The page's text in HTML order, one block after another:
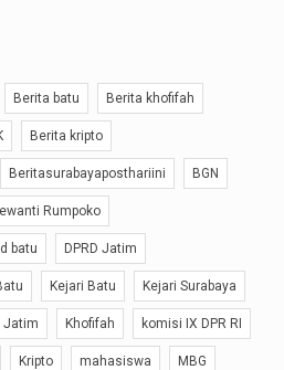
Berita batu Berita khofifah
Berita kripto
Beritasurabayaposthariini BGN
Rumpoko
batu DPRD Jatim
Kejari Batu Kejari Surabaya
Jatim Khofifah komisi IX DPR RI
Kripto mahasiswa MBG